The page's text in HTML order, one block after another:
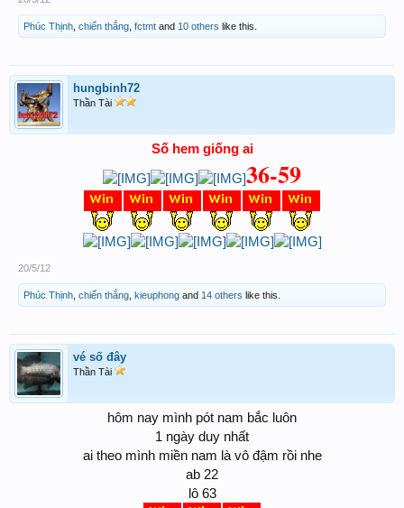
961 0,10)
Phúc Thịnh chiến thắng fctmt and 10 others like this.
hungbinh72
Thần Tài
Số hem giống ai
36-59
20/5/12
Phúc Thịnh chiến thắng kieuphong and 14 others like this.
vé số đây
Thần Tài
hôm nay mình pót nam bắc luôn
1 ngày duy nhất
ai theo mình miền nam là vô đậm rồi nhe
ab 22
lô 63